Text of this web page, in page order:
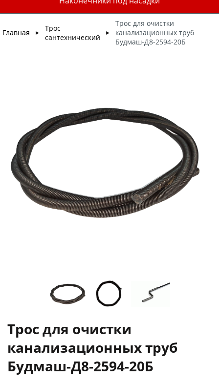
Главная ►
Трос
сантехнический
►
Трос для очистки
канализационных труб
Будмаш-Д8-2594-20Б
Трос для очистки
канализационных труб
Будмаш-Д8-2594-20Б